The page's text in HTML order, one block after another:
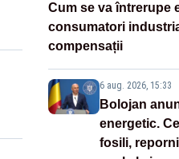
Cum se va întrerupe
consumatori
compensații
6 aug. 2026, 15:33
Bolojan
energetic.
fosili,